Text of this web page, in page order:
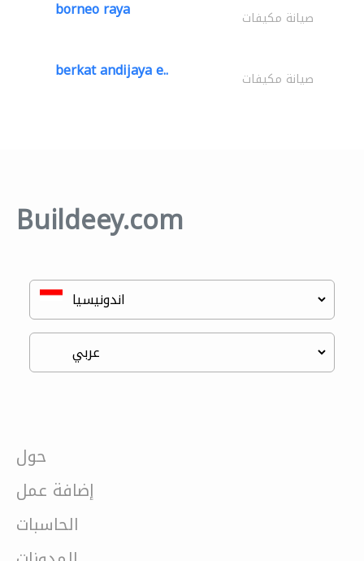
borneo raya صيانة مكيفات
berkat andijaya e.. صيانة مكيفات
Buildeey.com
حول
إضافة عمل
الحاسبات